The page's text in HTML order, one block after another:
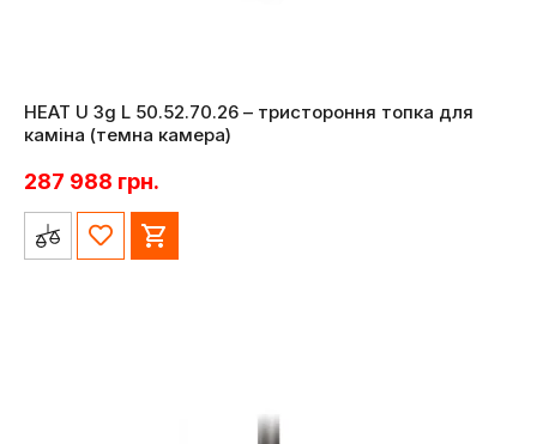
HEAT U 3g L 50.52.70.26 – тристороння топка для
каміна (темна камера)
287 988 грн.